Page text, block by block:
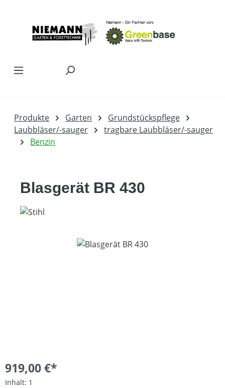
Produkte Garten
Grundstückspflege
Laubbläser/-sauger
tragbare Laubbläser/-sauger
Benzin
Blasgerät BR 430
Bildergalerie überspringen
919,00 €*
Inhalt: 1